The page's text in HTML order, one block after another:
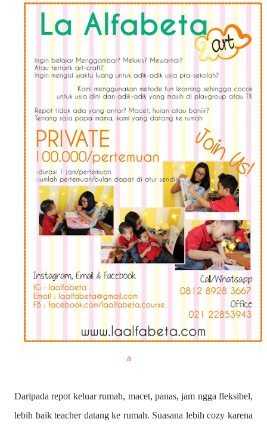
a
Daripada repot keluar rumah, macet, panas, jam ngga fleksibel,
lebih baik teacher datang ke rumah. Suasana lebih cozy karena